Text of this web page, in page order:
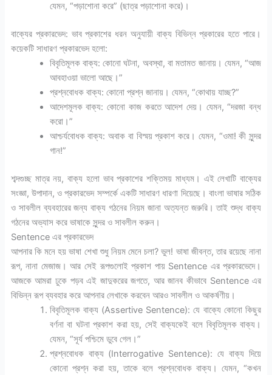
যেমন, “পড়াশোনা করে” (ছাত্র পড়াশোনা করে)।
বাক্যের প্রকারভেদ: ভাব প্রকাশের ধরন অনুযায়ী বাক্য বিভিন্ন প্রকারের হতে পারে।
কয়েকটি সাধারণ প্রকারভেদ হলো:
বিবৃতিমূলক বাক্য: কোনো ঘটনা, অবস্থা, বা মতামত জানায়। যেমন, “আজ
আবহাওয়া ভালো আছে।”
প্রশ্নবোধক বাক্য: কোনো প্রশ্ন জানায়। যেমন, “কোথায় যাচ্ছ?”
আদেশমূলক বাক্য: কোনো কাজ করতে আদেশ দেয়। যেমন, “দরজা বন্ধ
করো।”
আশ্চর্যবোধক বাক্য: অবাক বা বিস্ময় প্রকাশ করে। যেমন, “ওমা! কী সুন্দর
গান!”
শব্দগুচ্ছ মাত্র নয়, বাক্য হলো ভাব প্রকাশের শক্তিময় মাধ্যম। এই লেখাটি বাক্যের
সংজ্ঞা, উপাদান, ও প্রকারভেদ সম্পর্কে একটি সাধারণ ধারণা দিয়েছে। বাংলা ভাষার সঠিক
ও সাবলীল ব্যবহারের জন্য বাক্য গঠনের নিয়ম জানা অত্যন্ত জরুরি। তাই শুদ্ধ বাক্য
গঠনের অভ্যাস করে ভাষাকে সুন্দর ও সাবলীল করুন।
Sentence এর প্রকারভেদ
আপনার কি মনে হয় ভাষা শেখা শুধু নিয়ম মেনে চলা? ভুল! ভাষা জীবন্ত, তার রয়েছে নানা
রূপ, নানা মেজাজ। আর সেই রূপগুলোই প্রকাশ পায় Sentence এর প্রকারভেদে।
আজকে আমরা ঢুকে পড়ব এই জাদুকরের জগতে, আর জানব কীভাবে Sentence এর
বিভিন্ন রূপ ব্যবহার করে আপনার লেখাকে করবেন আরও সাবলীল ও আকর্ষণীয়।
বিবৃতিমূলক বাক্য (Assertive Sentence): যে বাক্যে কোনো কিছুর
বর্ণনা বা ঘটনা প্রকাশ করা হয়, সেই বাক্যকেই বলে বিবৃতিমূলক বাক্য।
যেমন, “সূর্য পশ্চিমে ডুবে গেল।”
প্রশ্নবোধক বাক্য (Interrogative Sentence): যে বাক্য দিয়ে
কোনো প্রশ্ন করা হয়, তাকে বলে প্রশ্নবোধক বাক্য। যেমন, “কখন